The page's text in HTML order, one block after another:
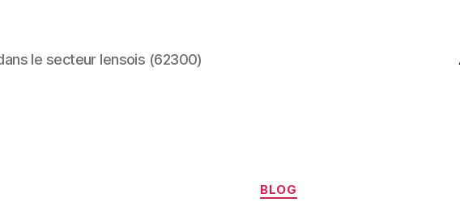
le secteur lensois (62300)
Catégories
BLOG